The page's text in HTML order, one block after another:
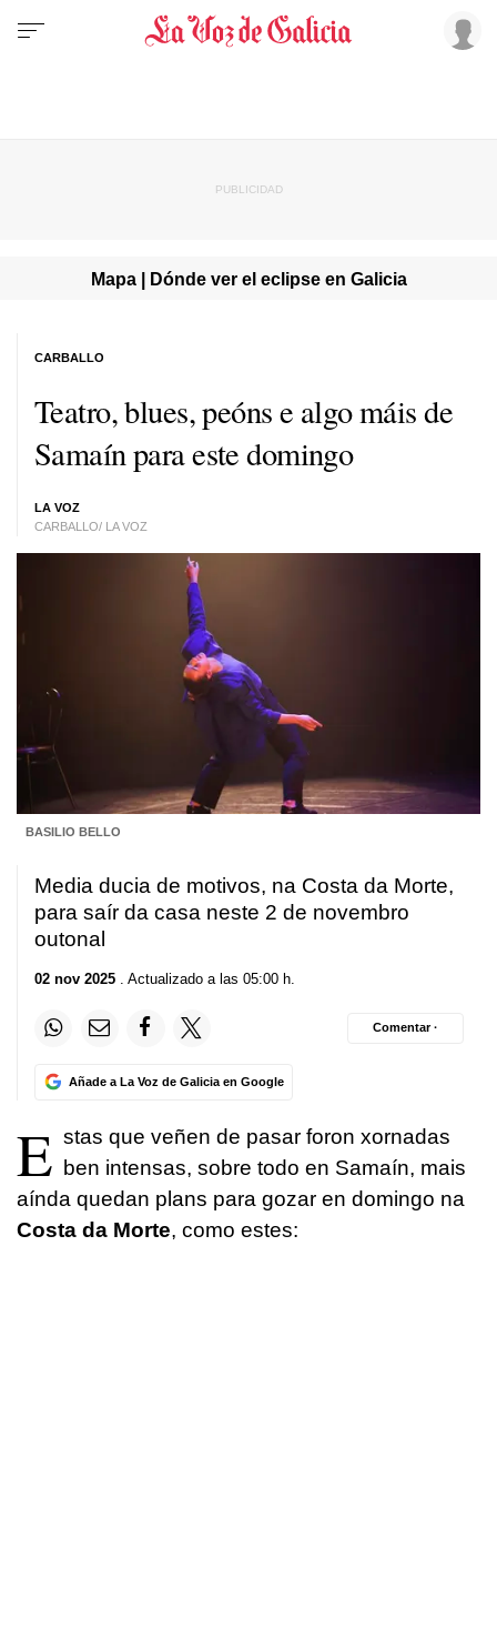
Mapa | Dónde ver el eclipse en Galicia
Teatro, blues, peóns e algo máis de
Samaín para este domingo
LA VOZ
CARBALLO/ LA VOZ
CARBALLO
BASILIO BELLO
Media ducia de motivos, na Costa da Morte,
para saír da casa neste 2 de novembro
outonal
02 nov 2025 . Actualizado a las 05:00 h.
Añade a La Voz de Galicia en Google
Comentar ·
E stas que veñen de pasar foron xornadas
ben intensas, sobre todo en Samaín, mais
aínda quedan plans para gozar en domingo na
Costa da Morte, como estes: